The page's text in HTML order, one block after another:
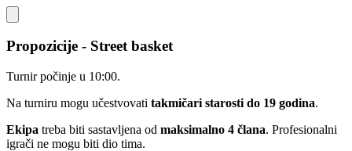
Propozicije - Street basket
Turnir počinje u 10:00.
Na turniru mogu učestvovati takmičari starosti do 19 godina.
Ekipa treba biti sastavljena od maksimalno 4 člana. Profesionalni
igrači ne mogu biti dio tima.